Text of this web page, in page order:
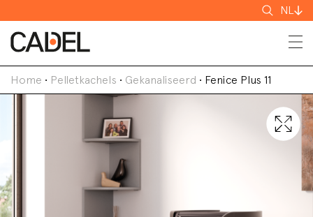
Zoeken
NL
Home • Pelletkachels • Gekanaliseerd • Fenice Plus 11